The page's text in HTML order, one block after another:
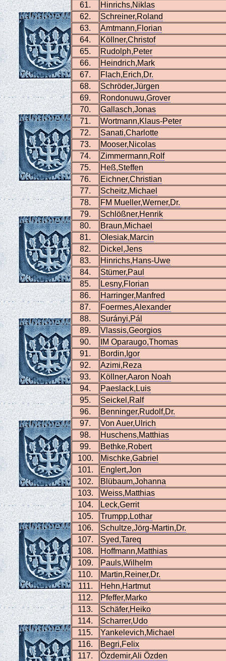
61.
Hinrichs,Niklas
62.
Schreiner,Roland
63.
Amtmann,Florian
64.
Köllner,Christof
65.
Rudolph,Peter
66.
Heindrich,Mark
67.
Flach,Erich,Dr.
68.
Schröder,Jürgen
69.
Rondonuwu,Grover
70.
Gallasch,Jonas
71.
Wortmann,Klaus-Peter
72.
Sanati,Charlotte
73.
Mooser,Nicolas
74.
Zimmermann,Rolf
75.
Heß,Steffen
76.
Eichner,Christian
77.
Scheitz,Michael
78.
FM Mueller,Werner,Dr.
79.
Schlößner,Henrik
80.
Braun,Michael
81.
Olesiak,Marcin
82.
Dickel,Jens
83.
Hinrichs,Hans-Uwe
84.
Stümer,Paul
85.
Lesny,Florian
86.
Harringer,Manfred
87.
Foermes,Alexander
88.
Surányi,Pál
89.
Vlassis,Georgios
90.
IM Oparaugo,Thomas
91.
Bordin,Igor
92.
Azimi,Reza
93.
Köllner,Aaron Noah
94.
Paeslack,Luis
95.
Seickel,Ralf
96.
Benninger,Rudolf,Dr.
97.
Von Auer,Ulrich
98.
Huschens,Matthias
99.
Bethke,Robert
100.
Mischke,Gabriel
101.
Englert,Jon
102.
Blübaum,Johanna
103.
Weiss,Matthias
104.
Leck,Gerrit
105.
Trumpp,Lothar
106.
Schultze,Jörg-Martin,Dr.
107.
Syed,Tareq
108.
Hoffmann,Matthias
109.
Pauls,Wilhelm
110.
Martin,Reiner,Dr.
111.
Hehn,Hartmut
112.
Pfeffer,Marko
113.
Schäfer,Heiko
114.
Scharrer,Udo
115.
Yankelevich,Michael
116.
Begri,Felix
117.
Özdemir,Ali Özden